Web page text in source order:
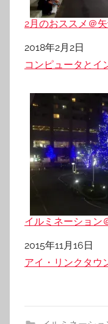
2月のおススメ＠矢
日付
2018年2月2日
関連理由
コンピュータとイ
イルミネーション
日付
2015年11月16日
関連理由
アイ・リンクタウ